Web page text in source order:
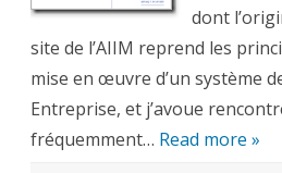
Contenus
Entreprise
dont
site de l’AIIM reprend les
mise en œuvre d’un système
Entreprise, et j’avoue
fréquemment… Read more »